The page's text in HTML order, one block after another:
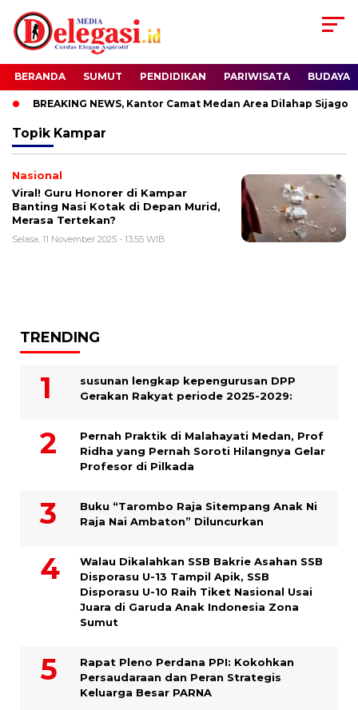
BERANDA SUMUT PENDIDIKAN PARIWISATA BUDAYA
BREAKING NEWS, Kantor Camat Medan Area Dilahap Sijago
Topik Kampar
Nasional
Viral! Guru Honorer di Kampar
Banting Nasi Kotak di Depan Murid,
Merasa Tertekan?
Selasa, 11 November 2025 - 13:55 WIB
TRENDING
susunan lengkap kepengurusan DPP
Gerakan Rakyat periode 2025-2029:
Pernah Praktik di Malahayati Medan, Prof
Ridha yang Pernah Soroti Hilangnya Gelar
Profesor di Pilkada
Buku “Tarombo Raja Sitempang Anak Ni
Raja Nai Ambaton” Diluncurkan
Walau Dikalahkan SSB Bakrie Asahan SSB
Disporasu U-13 Tampil Apik, SSB
Disporasu U-10 Raih Tiket Nasional Usai
Juara di Garuda Anak Indonesia Zona
Sumut
Rapat Pleno Perdana PPI: Kokohkan
Persaudaraan dan Peran Strategis
Keluarga Besar PARNA